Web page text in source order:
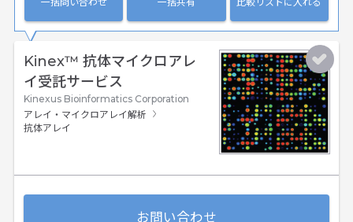
Kinex™ 抗体マイクロアレ
イ受託サービス
Kinexus Bioinformatics Corporation
アレイ・マイクロアレイ解析
抗体アレイ
お問い合わせ